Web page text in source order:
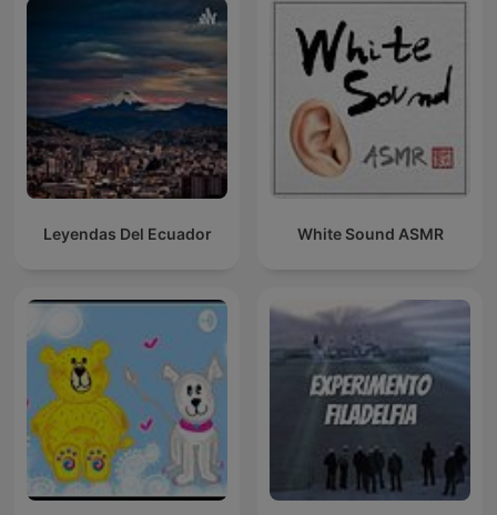
Leyendas Del Ecuador White Sound ASMR